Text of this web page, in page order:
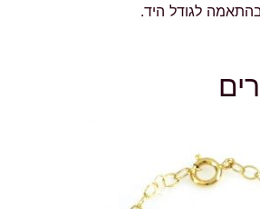
לגודל היד.